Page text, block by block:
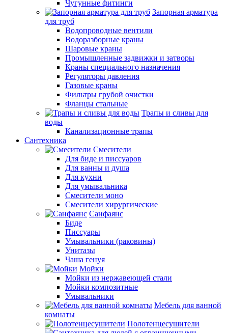
Чугунные фитинги
Запорная арматура
для труб
Водопроводные вентили
Водоразборные краны
Шаровые краны
Промышленные задвижки и затворы
Краны специального назначения
Регуляторы давления
Газовые краны
Фильтры грубой очистки
Фланцы стальные
Трапы и сливы для
воды
Канализационные трапы
Сантехника
Смесители
Для биде и писсуаров
Для ванны и душа
Для кухни
Для умывальника
Смесители моно
Смесители хирургические
Санфаянс
Биде
Писсуары
Умывальники (раковины)
Унитазы
Чаша генуя
Мойки
Мойки из нержавеющей стали
Мойки композитные
Умывальники
Мебель для ванной
комнаты
Полотенцесушители